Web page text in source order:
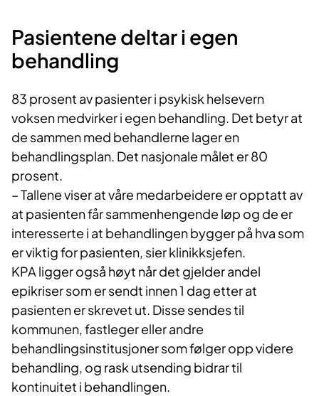
Pasientene deltar i egen
behandling
83 prosent av pasienter i psykisk helsevern
voksen medvirker i egen behandling. Det betyr at
de sammen med behandlerne lager en
behandlingsplan. Det nasjonale målet er 80
prosent.
– Tallene viser at våre medarbeidere er opptatt av
at pasienten får sammenhengende løp og de er
interesserte i at behandlingen bygger på hva som
er viktig for pasienten, sier klinikksjefen.
KPA ligger også høyt når det gjelder andel
epikriser som er sendt innen 1 dag etter at
pasienten er skrevet ut. Disse sendes til
kommunen, fastleger eller andre
behandlingsinstitusjoner som følger opp videre
behandling, og rask utsending bidrar til
kontinuitet i behandlingen.